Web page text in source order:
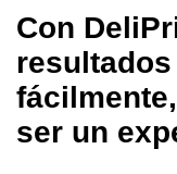
Con
ser un